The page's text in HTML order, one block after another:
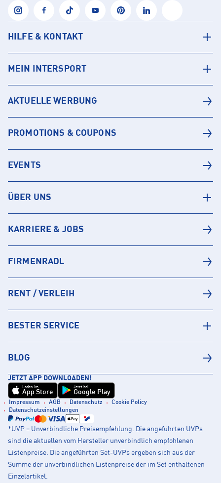
HILFE & KONTAKT
MEIN INTERSPORT
AKTUELLE WERBUNG
PROMOTIONS & COUPONS
EVENTS
ÜBER UNS
KARRIERE & JOBS
FIRMENRADL
RENT / VERLEIH
BESTER SERVICE
BLOG
JETZT APP DOWNLOADEN!
Laden im
App Store
Jetzt bei
Google Play
Impressum AGB Datenschutz
Cookie Policy
Datenschutzeinstellungen
*UVP = Unverbindliche Preisempfehlung. Die angeführten UVPs
sind die aktuellen vom Hersteller unverbindlich empfohlenen
Listenpreise. Die angeführten Set-UVPs ergeben sich aus der
Summe der unverbindlichen Listenpreise der im Set enthaltenen
Einzelartikel.